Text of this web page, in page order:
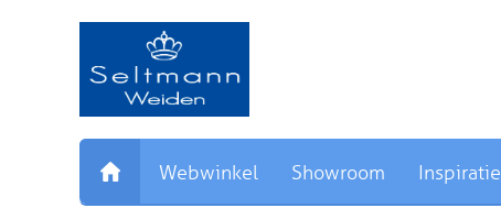
Direct
Webwinkel Showroom Inspiratie